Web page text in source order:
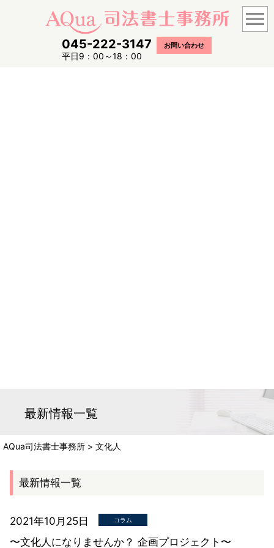
045-222-3147
平日9：00～18：00
お問い合わせ
menu
最新情報一覧
AQua司法書士事務所 > 文化人
最新情報一覧
2021年10月25日 コラム
〜文化人になりませんか？ 企画プロジェクト〜